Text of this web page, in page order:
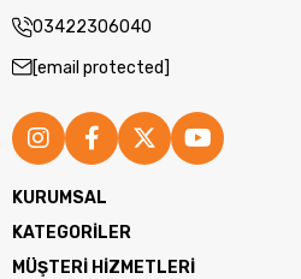
03422306040
[email protected]
KURUMSAL
KATEGORİLER
MÜŞTERİ HİZMETLERİ